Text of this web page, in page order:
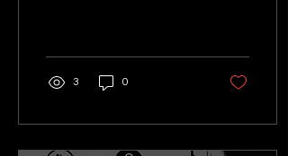
3 0